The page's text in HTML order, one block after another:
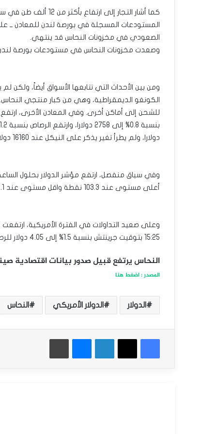
كما أشار التجار إلى
المستودعات المسجلة في بورصة لندن للمعادن ــ
الصعودي في مخزونات النحاس قد ينتهي.
وصعدت مخزونات النحاس في مستودعات بورصة لندن للمعادن بنسبة 185% إلى
ومن بين الأحداث التي تتابعها الأسواق أيضاً، ولكن
الكونغو الديمقراطية، وهي من كبار منتجي النحاس.
دولارا، ولم يطرأ تغير يذكر على النيكل عند 16160 دولارا.
أعلى مستوى عند 103.3 نقطة واقل مستوى عند 103.1 نقطة.
وعلى صعيد التداولات في الفترة الأمريكية،
15:25 بتوقيت جرينتش بنسبة 1.5% إلى 4.05 دولار للرطل.
النحاس يرتفع قبيل صدور بيانات اقتصادية
المصدر : اضغط هنا
الدولار الدولار الأمريكي النحاس
فيسبوك
‫X لينكدإن ماسنجر طباعة